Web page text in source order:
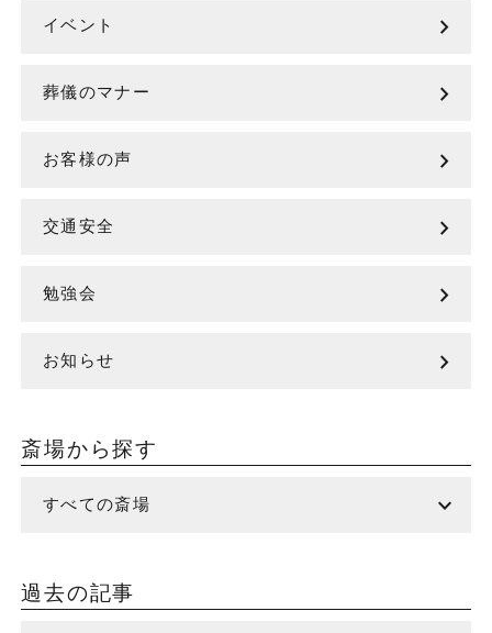
イベント chevron_right
葬儀のマナー chevron_right
お客様の声 chevron_right
交通安全 chevron_right
勉強会 chevron_right
お知らせ chevron_right
斎場から探す
すべての斎場 expand_more
過去の記事